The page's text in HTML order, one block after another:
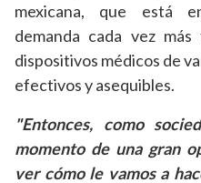
mexicana, que está
demanda cada vez
dispositivos médicos de
efectivos y asequibles.
"Entonces, como
momento de una gran
ver cómo le vamos a